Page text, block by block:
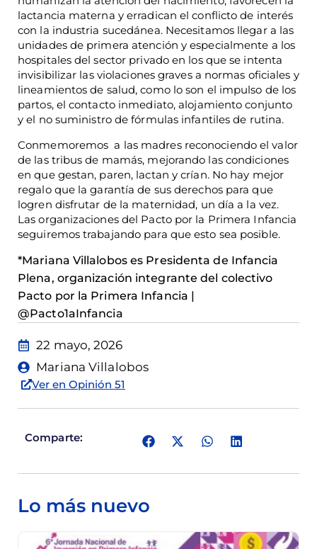
lactancia materna y erradican el conflicto de interés
con la industria sucedánea. Necesitamos llegar a las
unidades de primera atención y especialmente a los
hospitales del sector privado en los que se intenta
invisibilizar las violaciones graves a normas oficiales y
lineamientos de salud, como lo son el impulso de los
partos, el contacto inmediato, alojamiento conjunto
y el no suministro de fórmulas infantiles de rutina.
Conmemoremos a las madres reconociendo el valor
de las tribus de mamás, mejorando las condiciones
en que gestan, paren, lactan y crían. No hay mejor
regalo que la garantía de sus derechos para que
logren disfrutar de la maternidad, un día a la vez.
Las organizaciones del Pacto por la Primera Infancia
seguiremos trabajando para que esto sea posible.
*Mariana Villalobos es Presidenta de Infancia
Plena, organización integrante del colectivo
Pacto por la Primera Infancia |
@Pacto1aInfancia
22 mayo, 2026
Mariana Villalobos
Ver en Opinión 51
Comparte:
Lo más nuevo